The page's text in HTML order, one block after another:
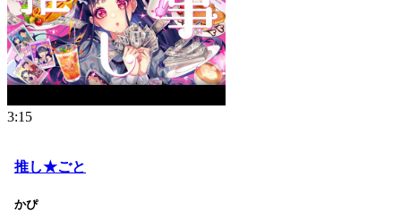
3:15
推し★ごと
かぴ